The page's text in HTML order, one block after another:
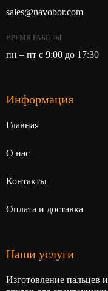
sales@navobor.com
ВРЕМЯ РАБОТЫ
пн – пт с 9:00 до 17:30
Наши услуги
Изготовление пальцев и
Информация
Главная
О нас
Контакты
Оплата и доставка